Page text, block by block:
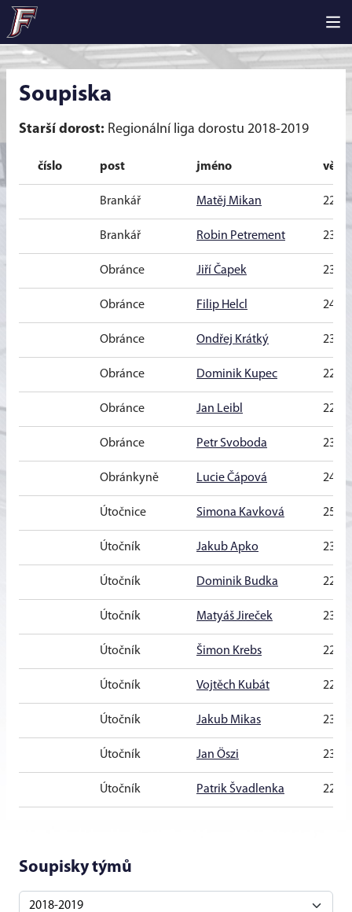
Soupiska
Starší dorost: Regionální liga dorostu 2018-2019
číslo post jméno věk
Brankář Matěj Mikan 22 let
Brankář Robin Petrement 23 let
Obránce Jiří Čapek 23 let
Obránce Filip Helcl 24 let
Obránce Ondřej Krátký 23 let
Obránce Dominik Kupec 22 let
Obránce Jan Leibl 22 let
Obránce Petr Svoboda 23 let
Obránkyně Lucie Čápová 24 let
Útočnice Simona Kavková 25 let
Útočník Jakub Apko 23 let
Útočník Dominik Budka 22 let
Útočník Matyáš Jireček 23 let
Útočník Šimon Krebs 22 let
Útočník Vojtěch Kubát 22 let
Útočník Jakub Mikas 23 let
Útočník Jan Öszi 23 let
Útočník Patrik Švadlenka 22 let
Soupisky týmů